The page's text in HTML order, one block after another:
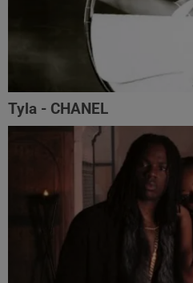
Tyla - CHANEL